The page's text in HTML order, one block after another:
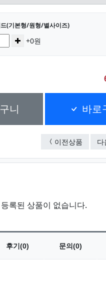
(기본형/원형/별사이즈)
증가+0원
니 바로
이전상품 PVC다
등록된 상품이 없습니다.
후기(0) 문의(0)